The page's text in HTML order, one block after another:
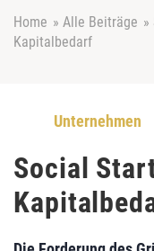
Home » Alle Beiträge »
Kapitalbedarf
Unternehmen
Social